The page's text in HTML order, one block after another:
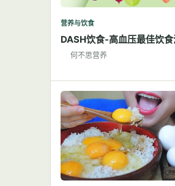
营养与饮食
DASH饮食-高血压最佳饮食
何不思营养